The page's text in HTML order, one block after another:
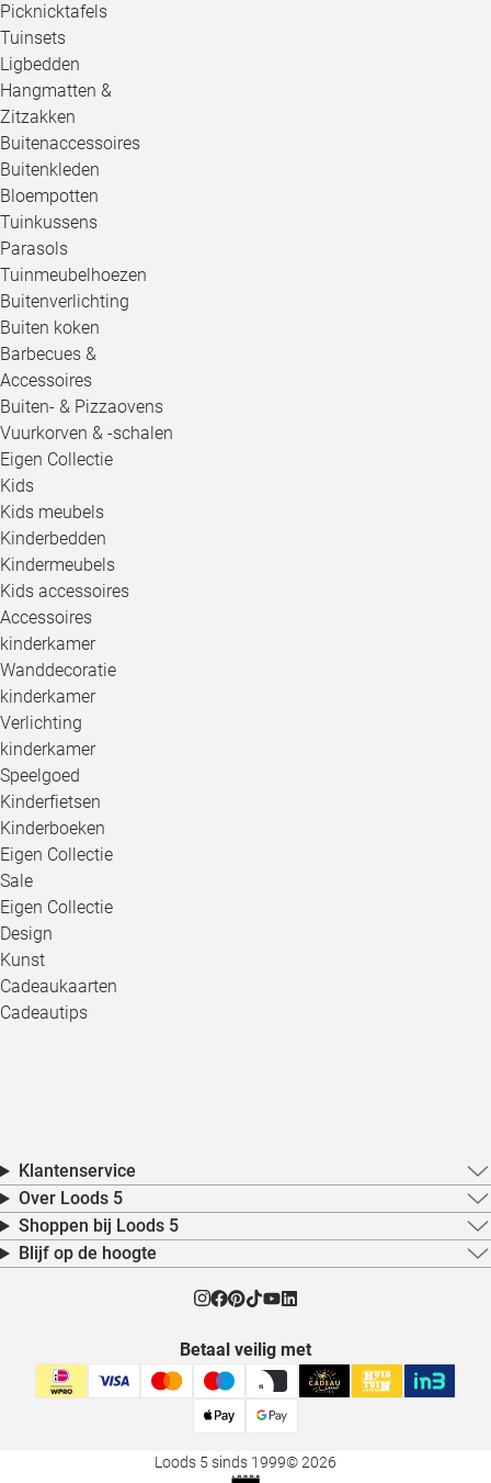
Picknicktafels
Tuinsets
Ligbedden
Hangmatten &
Zitzakken
Buitenaccessoires
Buitenkleden
Bloempotten
Tuinkussens
Parasols
Tuinmeubelhoezen
Buitenverlichting
Buiten koken
Barbecues &
Accessoires
Buiten- & Pizzaovens
Vuurkorven & -schalen
Eigen Collectie
Kids
Kids meubels
Kinderbedden
Kindermeubels
Kids accessoires
Accessoires
kinderkamer
Wanddecoratie
kinderkamer
Verlichting
kinderkamer
Speelgoed
Kinderfietsen
Kinderboeken
Eigen Collectie
Sale
Eigen Collectie
Design
Kunst
Cadeaukaarten
Cadeautips
Klantenservice
Over Loods 5
Shoppen bij Loods 5
Blijf op de hoogte
Betaal veilig met
Loods 5 sinds 1999© 2026